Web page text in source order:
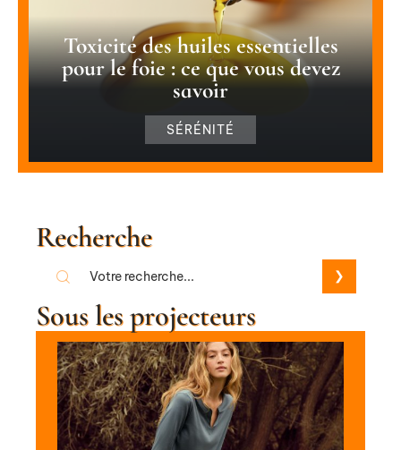
Toxicité des huiles essentielles
pour le foie : ce que vous devez
savoir
SÉRÉNITÉ
Recherche
Sous les projecteurs